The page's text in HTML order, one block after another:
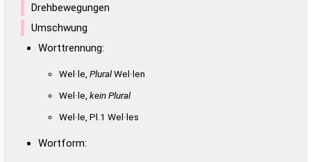
Drehbewegungen
Umschwung
Worttrennung:
Wel·le, PluralWel·len
Wel·le, kein Plural
Wel·le, Pl.1 Wel·les
Wortform: